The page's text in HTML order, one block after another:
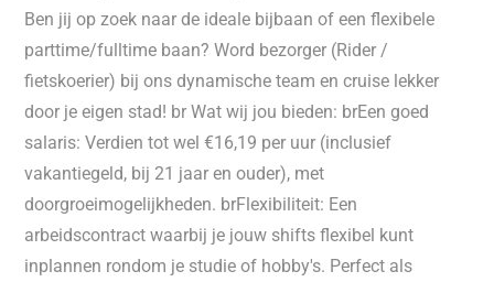
Ben jij op zoek naar de ideale bijbaan of een flexibele
parttime/fulltime baan? Word bezorger (Rider /
fietskoerier) bij ons dynamische team en cruise lekker
door je eigen stad! br Wat wij jou bieden: brEen goed
salaris: Verdien tot wel €16,19 per uur (inclusief
vakantiegeld, bij 21 jaar en ouder), met
doorgroeimogelijkheden. brFlexibiliteit: Een
arbeidscontract waarbij je jouw shifts flexibel kunt
inplannen rondom je studie of hobby's. Perfect als